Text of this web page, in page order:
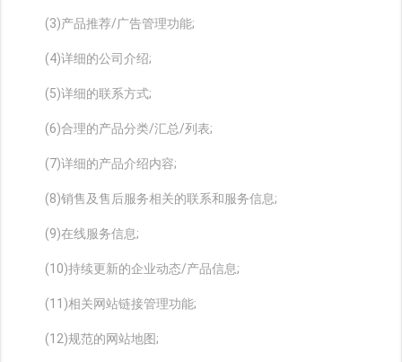
(3)产品推荐/广告管理功能;
(4)详细的公司介绍;
(5)详细的联系方式;
(6)合理的产品分类/汇总/列表;
(7)详细的产品介绍内容;
(8)销售及售后服务相关的联系和服务信息;
(9)在线服务信息;
(10)持续更新的企业动态/产品信息;
(11)相关网站链接管理功能;
(12)规范的网站地图;